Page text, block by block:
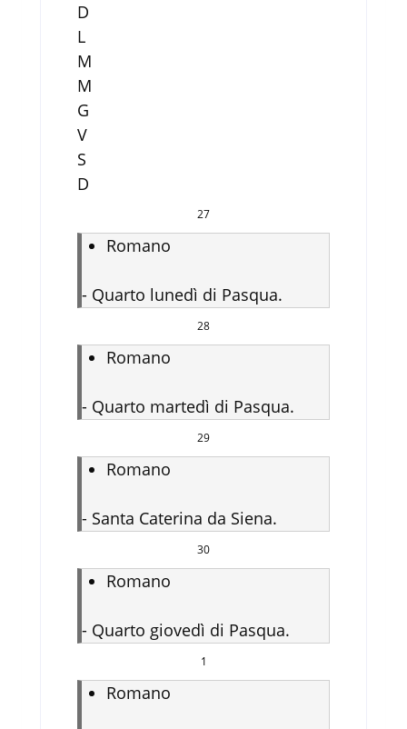
D
L
M
M
G
V
S
D
27
Romano
- Quarto lunedì di Pasqua.
28
Romano
- Quarto martedì di Pasqua.
29
Romano
- Santa Caterina da Siena.
30
Romano
- Quarto giovedì di Pasqua.
1
Romano